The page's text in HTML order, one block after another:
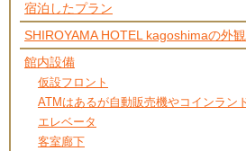
宿泊したプラン
SHIROYAMA HOTEL kagoshimaの外観
館内設備
仮設フロント
ATMはあるが自動販売機やコインラン
エレベータ
客室廊下